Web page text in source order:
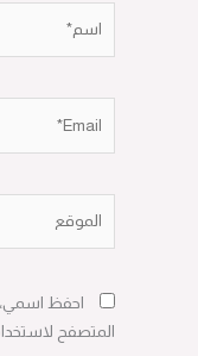
احفظ اسمي، بريدي
المتصفح لاستخدامها